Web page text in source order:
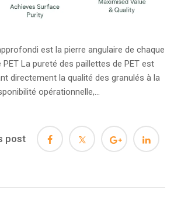
est la pierre angulaire de chaque
La pureté des paillettes de PET est
directement la qualité des granulés à la
opérationnelle,...
post